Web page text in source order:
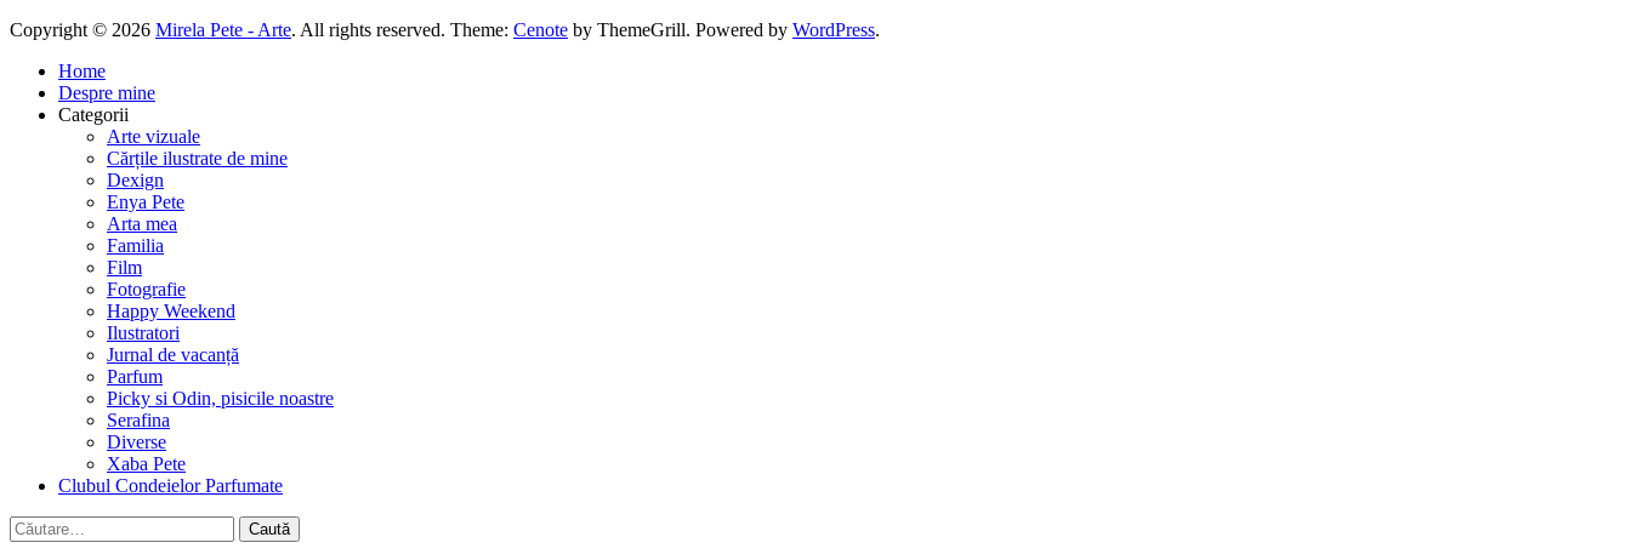
Copyright © 2026 Mirela Pete - Arte. All rights reserved. Theme: Cenote by ThemeGrill. Powered by WordPress.
Home
Despre mine
Categorii
Arte vizuale
Cărțile ilustrate de mine
Dexign
Enya Pete
Arta mea
Familia
Film
Fotografie
Happy Weekend
Ilustratori
Jurnal de vacanță
Parfum
Picky si Odin, pisicile noastre
Serafina
Diverse
Xaba Pete
Clubul Condeielor Parfumate
Caută
după: